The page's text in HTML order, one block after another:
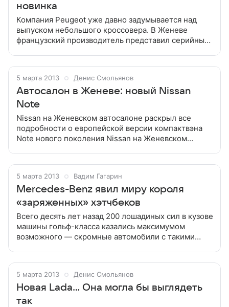
новинка
Компания Peugeot уже давно задумывается над
выпуском небольшого кроссовера. В Женеве
французский производитель представил серийный
5 марта 2013 Денис Смольянов
Автосалон в Женеве: новый Nissan
Note
Nissan на Женевском автосалоне раскрыл все
подробности о европейской версии компактвэна
Note нового поколения Nissan на Женевском
5 марта 2013 Вадим Гагарин
Mercedes-Benz явил миру короля
«заряженных» хэтчбеков
Всего десять лет назад 200 лошадиных сил в кузове
машины гольф-класса казались максимумом
возможного — скромные автомобили с такими
5 марта 2013 Денис Смольянов
Новая Lada... Она могла бы выглядеть
так